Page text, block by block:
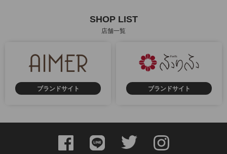
SHOP LIST
店舗一覧
ブランドサイト ブランドサイト